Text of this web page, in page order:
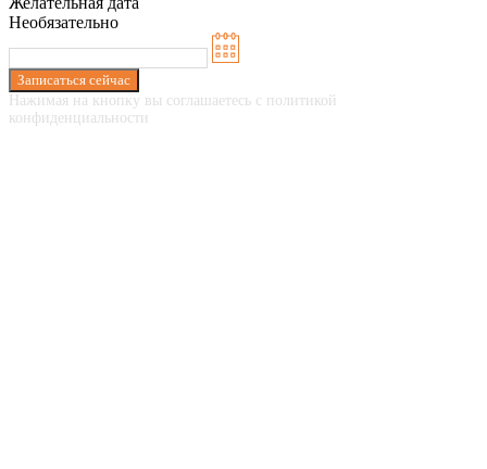
Необязательно
Записаться сейчас
Нажимая на кнопку вы соглашаетесь с политикой
конфиденциальности